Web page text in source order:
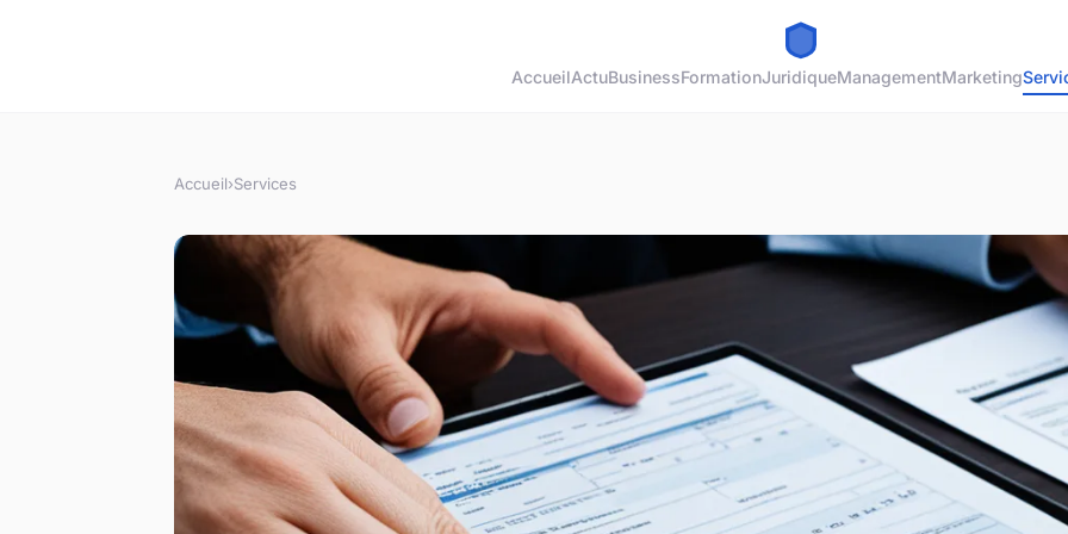
AccueilActuBusinessFormationJuridiqueManagementMarketing
Accueil›Services